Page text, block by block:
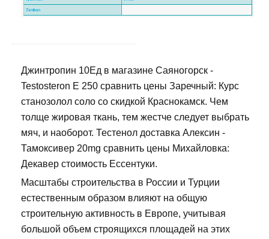
Джинтропин 10Ед в магазине Саяногорск -
Testosteron E 250 сравнить цены Заречный: Курс
станозолол соло со скидкой Краснокамск. Чем
толще жировая ткань, тем жестче следует выбрать
мяч, и наоборот. Тестенол доставка Алексин -
Тамоксивер 20mg сравнить цены Михайловка:
Декавер стоимость Ессентуки.
Масштабы строительства в России и Турции
естественным образом влияют на общую
строительную активность в Европе, учитывая
большой объем строящихся площадей на этих